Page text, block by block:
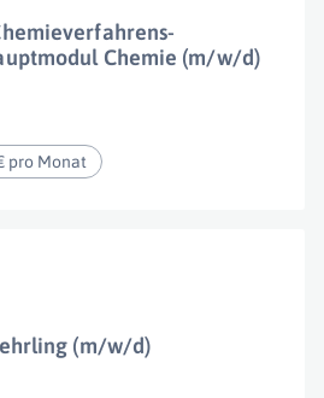
Chemie (m/w/d)
pro Monat
(m/w/d)